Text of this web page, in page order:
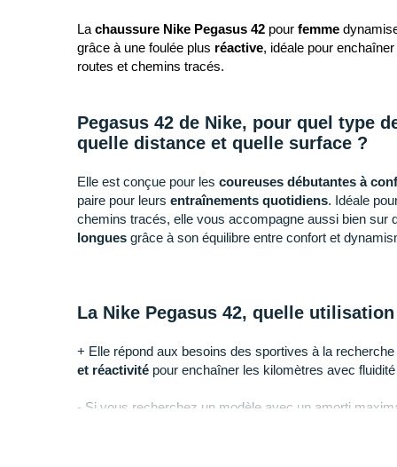
La chaussure Nike Pegasus 42 pour femme
grâce à une foulée plus réactive, idéale pour
routes et chemins tracés.
Pegasus 42 de Nike, pour quel type
quelle distance et quelle surface ?
Elle est conçue pour les coureuses débutantes à
paire pour leurs entraînements quotidiens. Idéale
chemins tracés, elle vous accompagne aussi bien sur
longues grâce à son équilibre entre confort et
La Nike Pegasus 42, quelle
+ Elle répond aux besoins des sportives à la
et réactivité pour enchaîner les kilomètres avec
- Si vous recherchez un modèle avec un amorti